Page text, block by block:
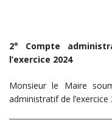
2° Compte
l’exercice 2024
Monsieur le Maire
administratif de